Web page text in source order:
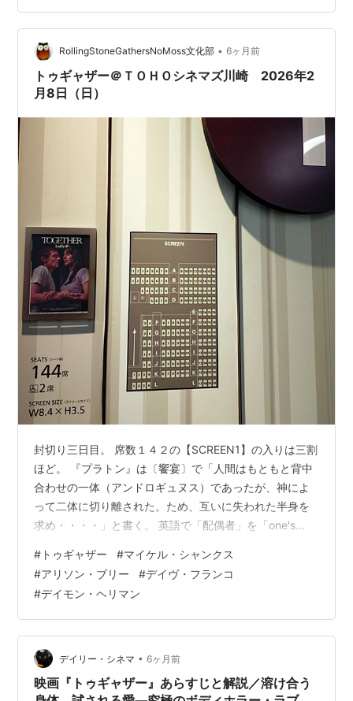
はびこる凶悪犯罪の実態を知り…。 youtu.…
RollingStoneGathersNoMoss文化部 • 6ヶ月前
トゥギャザー＠ＴＯＨＯシネマズ川崎 2026年2
月8日（日）
封切り三日目。 席数１４２の【SCREEN1】の入りは三割
ほど。 『プラトン』は〔饗宴〕で「人間はもともと背中
合わせの一体（アンドロギュヌス）であったが、神によ
って二体に切り離された。ため、互いに失われた半身を
求め・・・・」と書く。 英語で「配偶者」を「one's
するのは、この説に由来するとも聞く。 本作のプロット-
田舎に越して来た若いカップルが、近所の森を探検する
うちに不気味な洞窟に墜ちてしまい、まんじりともせず
に一夜を過ごす。 家に帰り着き、暫く経つうちに、肉体
が磁力のように強く引かれ合い、一時も離れる…
# トゥギャザー #マイケル・シャンクス
#アリソン・ブリー #デイヴ・フランコ
#デイモン・ヘリマン
デイリー・シネマ • 6ヶ月前
映画『トゥギャザー』あらすじと解説／溶け合う